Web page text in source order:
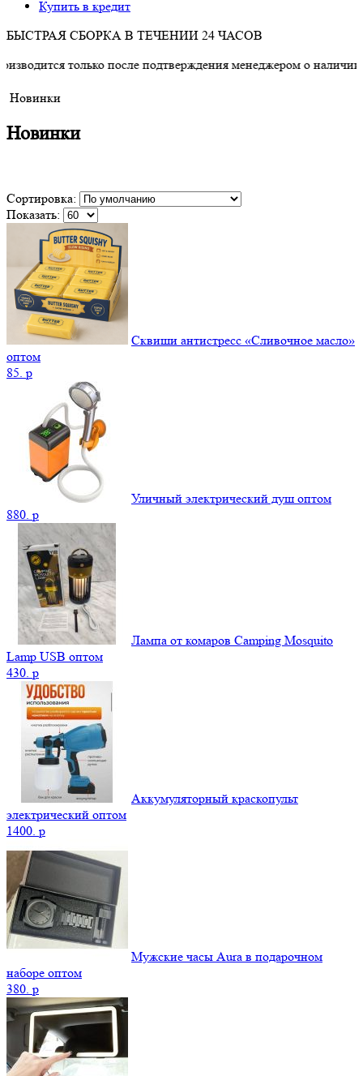
Купить в кредит
БЫСТРАЯ СБОРКА В ТЕЧЕНИИ 24 ЧАСОВ
только после подтверждения менеджером о наличии товара.
Новинки
Новинки
Сортировка:
Показать:
Сквиши антистресс «Сливочное масло»
оптом
85. p
Уличный электрический душ оптом
880. p
Лампа от комаров Camping Mosquito
Lamp USB оптом
430. p
Аккумуляторный краскопульт
электрический оптом
1400. p
Мужские часы Aura в подарочном
наборе оптом
380. p